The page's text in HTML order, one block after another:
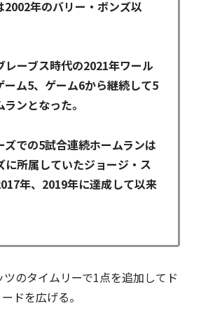
2002年のバリー・ボンズ以
レーブス時代の2021年ワール
ーム5、ゲーム6から継続して5
ンとなった。
ズでの5試合連続ホームランは
に所属していたジョージ・ス
年、2019年に達成して以来
のタイムリーで1点を追加してド
ドを広げる。